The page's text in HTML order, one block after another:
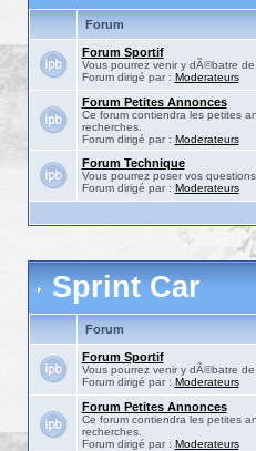
Forum
Forum Sportif
Vous pourrez venir y dÃ©batre
Forum dirigé par : Moderateurs
Forum Petites Annonces
Ce forum contiendra les petites
recherches.
Forum dirigé par : Moderateurs
Forum Technique
Vous pourrez poser vos
Forum dirigé par : Moderateurs
Sprint Car
Forum
Forum Sportif
Vous pourrez venir y dÃ©batre
Forum dirigé par : Moderateurs
Forum Petites Annonces
Ce forum contiendra les petites
recherches.
Forum dirigé par : Moderateurs